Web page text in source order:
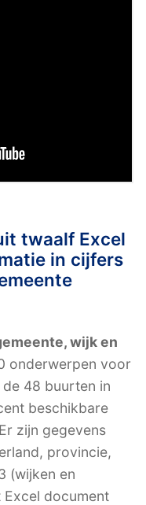
twaalf Excel
in cijfers
wijk en
onderwerpen voor
48 buurten in
beschikbare
zijn gegevens
provincie,
(wijken en
document